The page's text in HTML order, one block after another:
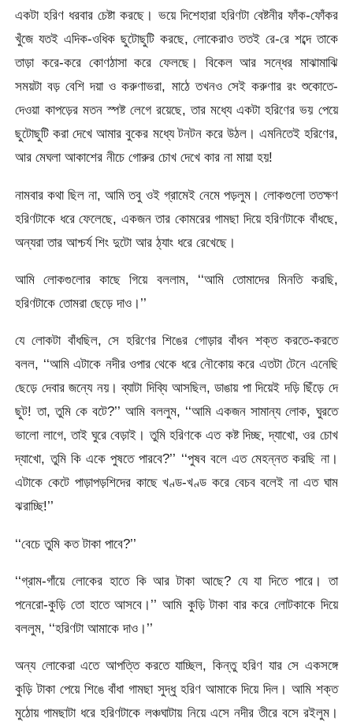
একটা হরিণ ধরবার চেষ্টা করছে। ভয়ে দিশেহারা হরিণটা বেষ্টনীর ফাঁক-ফোঁকর
খুঁজে যতই এদিক-ওধিক ছুটোছুটি করছে, লোকেরাও ততই রে-রে শব্দে তাকে
তাড়া করে-করে কোণঠাসা করে ফেলছে। বিকেল আর সন্ধের মাঝামাঝি
সময়টা বড় বেশি দয়া ও করুণাভরা, মাঠে তখনও সেই করুণার রং শুকোতে-
দেওয়া কাপড়ের মতন স্পষ্ট লেগে রয়েছে, তার মধ্যে একটা হরিণের ভয় পেয়ে
ছুটোছুটি করা দেখে আমার বুকের মধ্যে টনটন করে উঠল। এমনিতেই হরিণের,
আর মেঘলা আকাশের নীচে গোরুর চোখ দেখে কার না মায়া হয়!
নামবার কথা ছিল না, আমি তবু ওই গ্রামেই নেমে পড়লুম। লোকগুলো ততক্ষণ
হরিণটাকে ধরে ফেলেছে, একজন তার কোমরের গামছা দিয়ে হরিণটাকে বাঁধছে,
অন্যরা তার আশ্চর্য শিং দুটো আর ঠ্যাং ধরে রেখেছে।
আমি লোকগুলোর কাছে গিয়ে বললাম, ‘‘আমি তোমাদের মিনতি করছি,
হরিণটাকে তোমরা ছেড়ে দাও।’’
যে লোকটা বাঁধছিল, সে হরিণের শিঙের গোড়ার বাঁধন শক্ত করতে-করতে
বলল, ‘‘আমি এটাকে নদীর ওপার থেকে ধরে নৌকোয় করে এতটা টেনে এনেছি
ছেড়ে দেবার জন্যে নয়। ব্যাটা দিব্যি আসছিল, ডাঙায় পা দিয়েই দড়ি ছিঁড়ে দে
ছুট! তা, তুমি কে বটে?’’ আমি বললুম, ‘‘আমি একজন সামান্য লোক, ঘুরতে
ভালো লাগে, তাই ঘুরে বেড়াই। তুমি হরিণকে এত কষ্ট দিচ্ছ, দ্যাখো, ওর চোখ
দ্যাখো, তুমি কি একে পুষতে পারবে?’’ ‘‘পুষব বলে এত মেহন্নত করছি না।
এটাকে কেটে পাড়াপড়শিদের কাছে খণ্ড-খণ্ড করে বেচব বলেই না এত ঘাম
ঝরাচ্ছি!’’
‘‘বেচে তুমি কত টাকা পাবে?’’
‘‘গ্রাম-গাঁয়ে লোকের হাতে কি আর টাকা আছে? যে যা দিতে পারে। তা
পনেরো-কুড়ি তো হাতে আসবে।’’ আমি কুড়ি টাকা বার করে লোটকাকে দিয়ে
বললুম, ‘‘হরিণটা আমাকে দাও।’’
অন্য লোকেরা এতে আপত্তি করতে যাচ্ছিল, কিন্তু হরিণ যার সে একসঙ্গে
কুড়ি টাকা পেয়ে শিঙে বাঁধা গামছা সুদ্ধু হরিণ আমাকে দিয়ে দিল। আমি শক্ত
মুঠোয় গামছাটা ধরে হরিণটাকে লঞ্চঘাটায় নিয়ে এসে নদীর তীরে বসে রইলুম।